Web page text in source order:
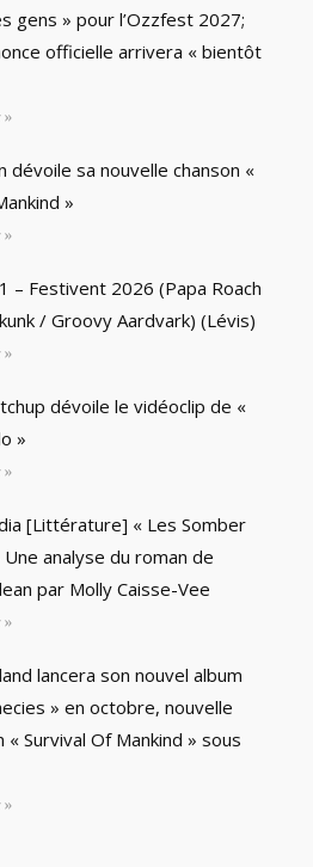
gens » pour l’Ozzfest 2027;
officielle arrivera « bientôt
»
dévoile sa nouvelle chanson «
»
»
– Festivent 2026 (Papa Roach
/ Groovy Aardvark) (Lévis)
»
dévoile le vidéoclip de «
»
»
[Littérature] « Les Somber
Une analyse du roman de
par Molly Caisse-Vee
»
lancera son nouvel album
» en octobre, nouvelle
« Survival Of Mankind » sous
»